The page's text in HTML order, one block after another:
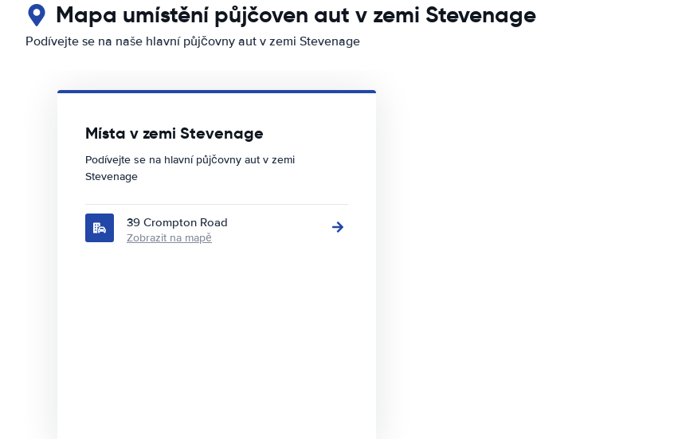
Mapa umístění půjčoven aut v zemi Stevenage
Podívejte se na naše hlavní půjčovny aut v zemi Stevenage
Místa v zemi Stevenage
Podívejte se na hlavní půjčovny aut v zemi
Stevenage
39 Crompton Road
Zobrazit na mapě